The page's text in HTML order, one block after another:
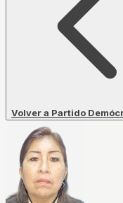
Volver a Partido